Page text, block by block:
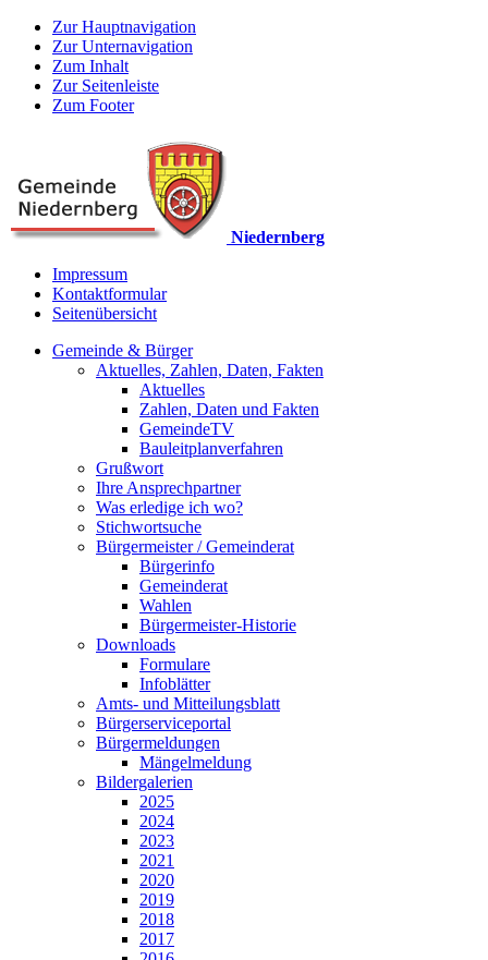
Zur Hauptnavigation
Zur Unternavigation
Zum Inhalt
Zur Seitenleiste
Zum Footer
Niedernberg
Impressum
Kontaktformular
Seitenübersicht
Gemeinde & Bürger
Aktuelles, Zahlen, Daten, Fakten
Aktuelles
Zahlen, Daten und Fakten
GemeindeTV
Bauleitplanverfahren
Grußwort
Ihre Ansprechpartner
Was erledige ich wo?
Stichwortsuche
Bürgermeister / Gemeinderat
Bürgerinfo
Gemeinderat
Wahlen
Bürgermeister-Historie
Downloads
Formulare
Infoblätter
Amts- und Mitteilungsblatt
Bürgerserviceportal
Bürgermeldungen
Mängelmeldung
Bildergalerien
2025
2024
2023
2021
2020
2019
2018
2017